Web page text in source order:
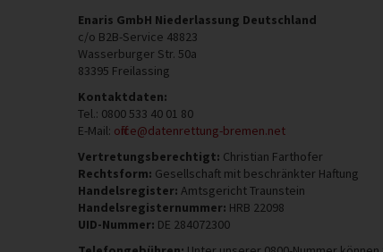
Enaris GmbH Niederlassung Deutschland
c/o B2B-Service 48823
Wasserburger Str. 50a
83395 Freilassing
Kontaktdaten:
Tel.: 0800 533 40 01 80
E-Mail: office@datenrettung-bremen.net
Vertretungsberechtigt: Christian Farthofer
Rechtsform: Gesellschaft mit beschränkter Haftung
Handelsregister: Amtsgericht Traunstein
Handelsregisternummer: HRB 22098
UID-Nummer: DE 284072300